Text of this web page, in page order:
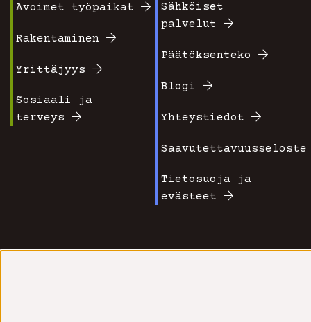
valikko
1
Avoimet työpaikat
Rakentaminen
Yrittäjyys
Sosiaali ja
terveys
Footer
2
Sähköiset
palvelut
Päätöksenteko
Blogi
Yhteystiedot
Saavutettavuusseloste
Tietosuoja ja
evästeet